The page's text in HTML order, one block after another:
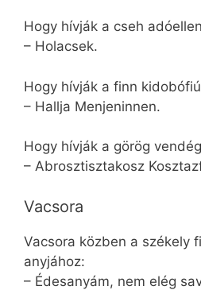
Hogy hívják a cseh
– Holacsek.
Hogy hívják a finn
– Hallja Menjeninnen.
Hogy hívják a görög
– Abrosztisztakosz
Vacsora
Vacsora közben a székely
anyjához:
– Édesanyám, nem elég